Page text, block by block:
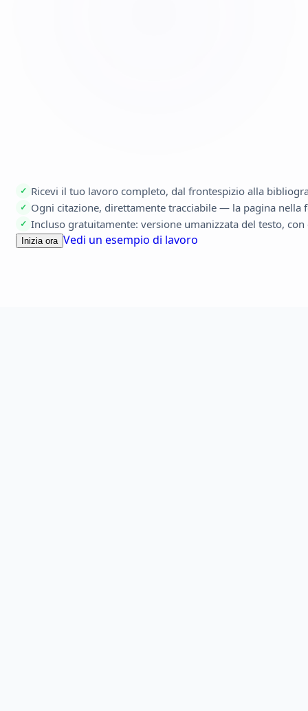
✓ Ricevi il tuo lavoro completo, dal frontespizio alla
✓ Ogni citazione, direttamente tracciabile — la pagina nella
✓ Incluso gratuitamente: versione umanizzata del testo,
Inizia ora Vedi un esempio di lavoro